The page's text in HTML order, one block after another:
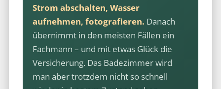
Strom abschalten, Wasser
aufnehmen, fotografieren. Danach
übernimmt in den meisten Fällen ein
Fachmann – und mit etwas Glück die
Versicherung. Das Badezimmer wird
man aber trotzdem nicht so schnell